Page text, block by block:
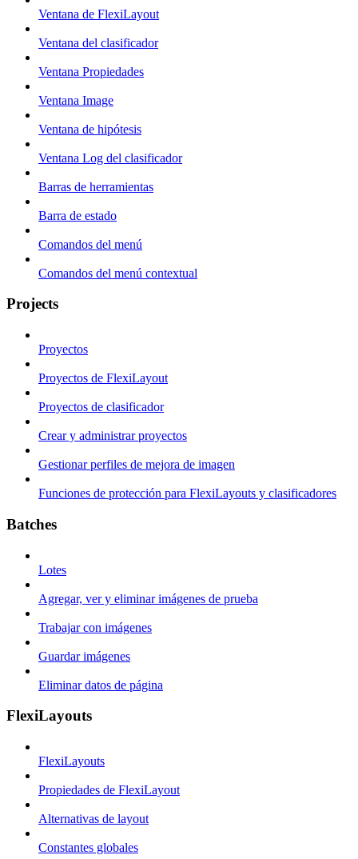
Ventana de FlexiLayout
Ventana del clasificador
Ventana Propiedades
Ventana Image
Ventana de hipótesis
Ventana Log del clasificador
Barras de herramientas
Barra de estado
Comandos del menú
Comandos del menú contextual
Projects
Proyectos
Proyectos de FlexiLayout
Proyectos de clasificador
Crear y administrar proyectos
Gestionar perfiles de mejora de imagen
Funciones de protección para FlexiLayouts y clasificadores
Batches
Lotes
Agregar, ver y eliminar imágenes de prueba
Trabajar con imágenes
Guardar imágenes
Eliminar datos de página
FlexiLayouts
FlexiLayouts
Propiedades de FlexiLayout
Alternativas de layout
Constantes globales